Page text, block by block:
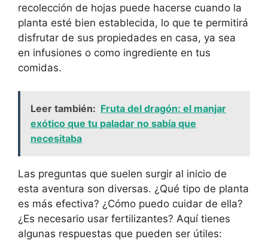
recolección de hojas puede hacerse cuando la
planta esté bien establecida, lo que te permitirá
disfrutar de sus propiedades en casa, ya sea
en infusiones o como ingrediente en tus
comidas.
Leer también: Fruta del dragón: el manjar
exótico que tu paladar no sabía que
necesitaba
Las preguntas que suelen surgir al inicio de
esta aventura son diversas. ¿Qué tipo de planta
es más efectiva? ¿Cómo puedo cuidar de ella?
¿Es necesario usar fertilizantes? Aquí tienes
algunas respuestas que pueden ser útiles: